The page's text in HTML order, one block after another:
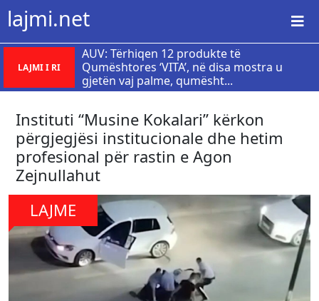
lajmi.net
LAJMI I RI
AUV: Tërhiqen 12 produkte të
Qumështores ‘VITA’, në disa mostra u
gjetën vaj palme, qumësht...
Instituti “Musine Kokalari” kërkon
përgjegjësi institucionale dhe hetim
profesional për rastin e Agon
Zejnullahut
LAJME